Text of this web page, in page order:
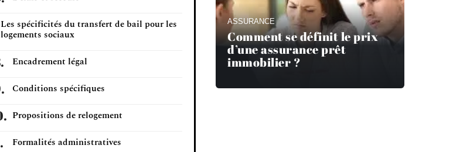
Les spécificités du transfert de bail pour les
logements sociaux
Encadrement légal
Conditions spécifiques
Propositions de relogement
Formalités administratives
ASSURANCE
Comment se définit le prix
d’une assurance prêt
immobilier ?